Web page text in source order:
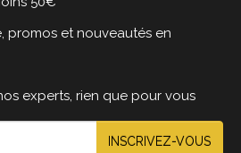
promos et nouveautés en
experts, rien que pour vous
INSCRIVEZ-VOUS